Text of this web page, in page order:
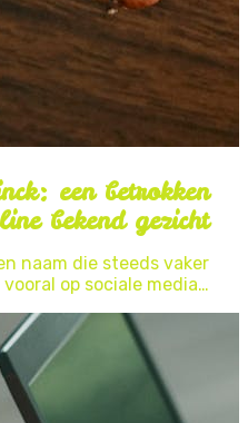
een betrokken
bekend gezicht
naam die steeds vaker
op sociale media…